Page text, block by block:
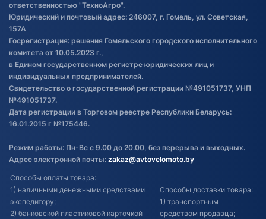
Обработка файлов cookie
Постановка транспорта на учет
Обновления в ЭПТС 2024
ответственностью "ТехноАгро".
Юридический и почтовый адрес: 246007, г. Гомель, ул. Советская,
157А
Госрегистрация: решения Гомельского городского исполнительного
комитета от 10.05.2023 г.,
в Едином государственном регистре юридических лиц и
индивидуальных предпринимателей.
Свидетельство о государственной регистрации №491051737, УНП
№491051737.
Дата регистрации в Торговом реестре Республики Беларусь:
16.01.2015 г №175446.
Режим работы: Пн-Вс с 9.00 до 20.00, без перерыва и выходных.
Адрес электронной почты: zakaz@avtovelomoto.by
Способы оплаты товара:
1) наличными денежными средствами
экспедитору;
2) банковской пластиковой карточкой
Способы доставки товара:
1) транспортным
средством продавца;